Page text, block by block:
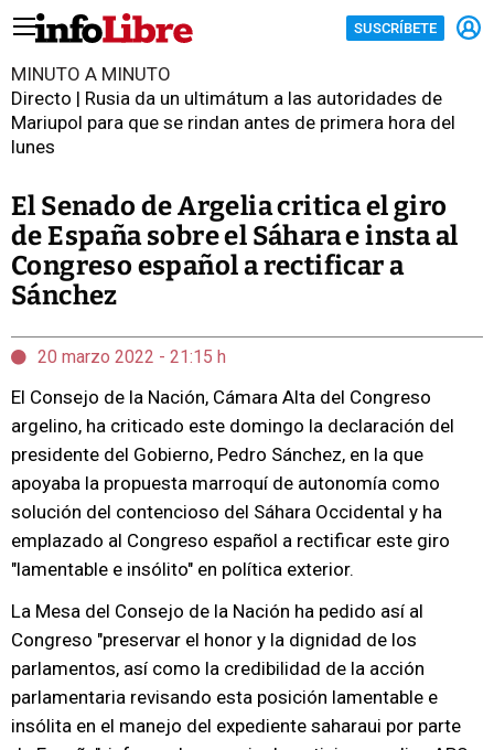
SUSCRÍBETE
MINUTO A MINUTO
Directo | Rusia da un ultimátum a las autoridades de
Mariupol para que se rindan antes de primera hora del
lunes
El Senado de Argelia critica el giro
de España sobre el Sáhara e insta al
Congreso español a rectificar a
Sánchez
20 marzo 2022 - 21:15 h
El Consejo de la Nación, Cámara Alta del Congreso
argelino, ha criticado este domingo la declaración del
presidente del Gobierno, Pedro Sánchez, en la que
apoyaba la propuesta marroquí de autonomía como
solución del contencioso del Sáhara Occidental y ha
emplazado al Congreso español a rectificar este giro
"lamentable e insólito" en política exterior.
La Mesa del Consejo de la Nación ha pedido así al
Congreso "preservar el honor y la dignidad de los
parlamentos, así como la credibilidad de la acción
parlamentaria revisando esta posición lamentable e
insólita en el manejo del expediente saharaui por parte